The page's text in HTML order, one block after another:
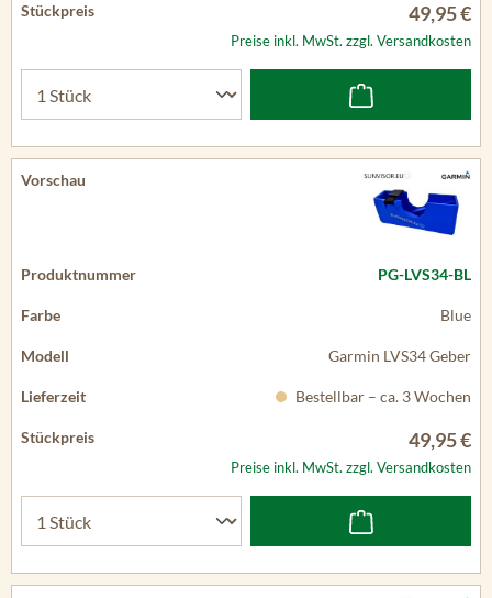
49,95 €
Preise inkl. MwSt. zzgl. Versandkosten
PG-LVS34-BL
Blue
Garmin LVS34 Geber
Bestellbar – ca. 3 Wochen
49,95 €
Preise inkl. MwSt. zzgl. Versandkosten